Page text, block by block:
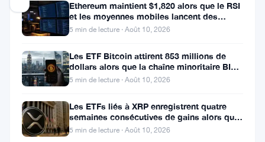
banque
d’investissement
mondiale
JPMorgan
Ethereum maintient $1,820 alors que le RSI
et les moyennes mobiles lancent des
signaux d’avertissement
5 min de lecture · Août 10, 2026
Les ETF Bitcoin attirent 853 millions de
dollars alors que la chaîne minoritaire BIP-
110 meurt après deux
5 min de lecture · Août 10, 2026
Les ETFs liés à XRP enregistrent quatre
semaines consécutives de gains alors que
le prix teste le support à 1
5 min de lecture · Août 10, 2026